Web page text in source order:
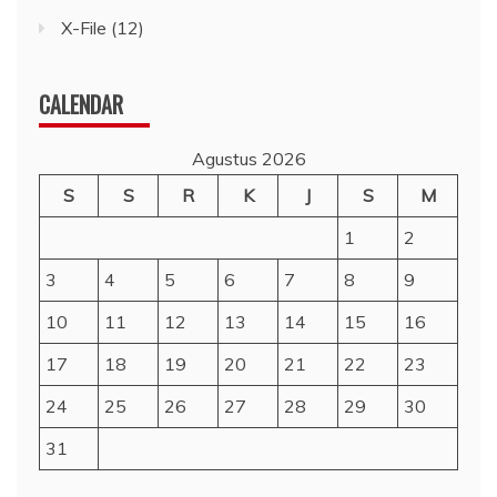
X-File (12)
CALENDAR
Agustus 2026
S
S R K J S
M
1
2
3
4 5 6 7 8
9
10
11 12 13 14 15
16
17
18 19 20 21 22
23
24
25 26 27 28 29
30
31